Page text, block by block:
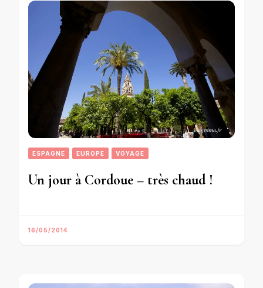
ESPAGNE EUROPE VOYAGE
Un jour à Cordoue – très chaud !
16/05/2014